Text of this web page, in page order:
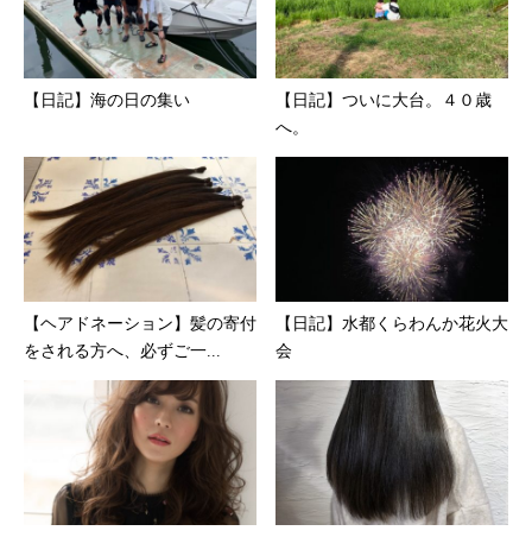
【日記】海の日の集い
【日記】ついに大台。４０歳
へ。
【ヘアドネーション】髪の寄付
をされる方へ、必ずご一...
【日記】水都くらわんか花火大
会